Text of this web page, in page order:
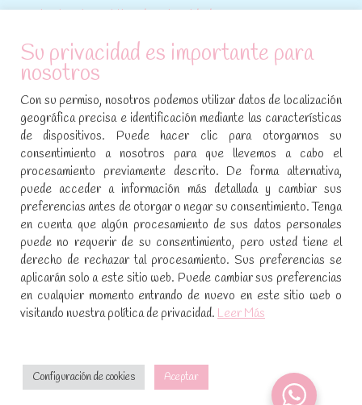
Política de cookies
SÍGUENOS EN REDES SOCIALES
Encuéntranos en:
Facebook
page
opens
in
new
window
YouTube
page
opens
in
new
window
Instagram
page
opens
in
new
window
No te pierdas las promociones y novedades, suscríbete a
nuestra newsletter:
[sibwp_form id=1]
Su privacidad es importante para
nosotros
Con su permiso, nosotros podemos utilizar datos de localización
geográfica precisa e identificación mediante las características
de dispositivos. Puede hacer clic para otorgarnos su
consentimiento a nosotros para que llevemos a cabo el
procesamiento previamente descrito. De forma alternativa,
puede acceder a información más detallada y cambiar sus
preferencias antes de otorgar o negar su consentimiento. Tenga
en cuenta que algún procesamiento de sus datos personales
puede no requerir de su consentimiento, pero usted tiene el
derecho de rechazar tal procesamiento. Sus preferencias se
aplicarán solo a este sitio web. Puede cambiar sus preferencias
en cualquier momento entrando de nuevo en este sitio web o
visitando nuestra política de privacidad. Leer Más
Configuración de cookies Aceptar